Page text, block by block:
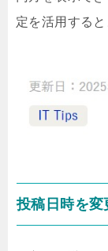
定を活用すると
投稿日時を変